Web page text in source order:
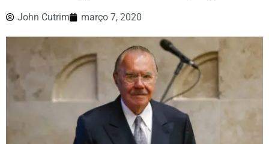
John Cutrim março 7, 2020